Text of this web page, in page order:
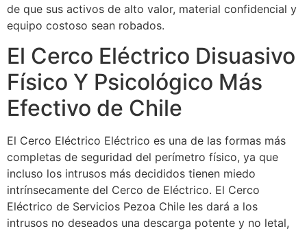
de que sus activos de alto valor, material confidencial y
equipo costoso sean robados.
El Cerco Eléctrico Disuasivo
Físico Y Psicológico Más
Efectivo de Chile
El Cerco Eléctrico Eléctrico es una de las formas más
completas de seguridad del perímetro físico, ya que
incluso los intrusos más decididos tienen miedo
intrínsecamente del Cerco de Eléctrico. El Cerco
Eléctrico de Servicios Pezoa Chile les dará a los
intrusos no deseados una descarga potente y no letal,